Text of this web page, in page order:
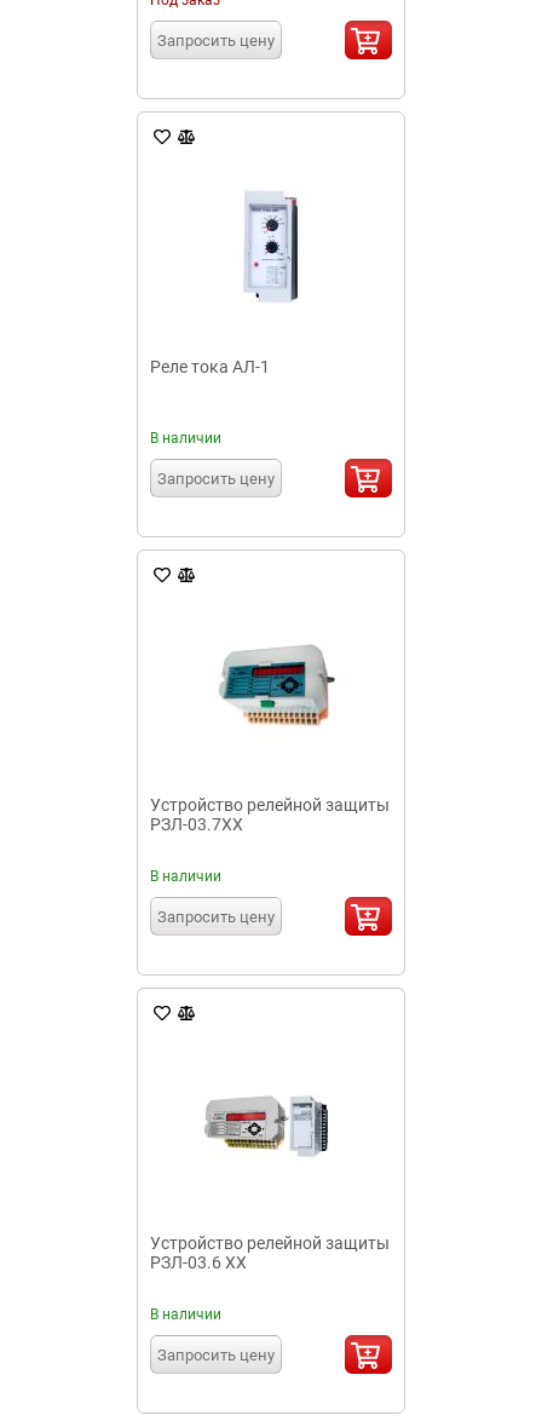
Запросить цену
Реле тока АЛ-1
В наличии
Запросить цену
Устройство релейной защиты
РЗЛ-03.7XX
В наличии
Запросить цену
Устройство релейной защиты
РЗЛ-03.6 XX
В наличии
Запросить цену